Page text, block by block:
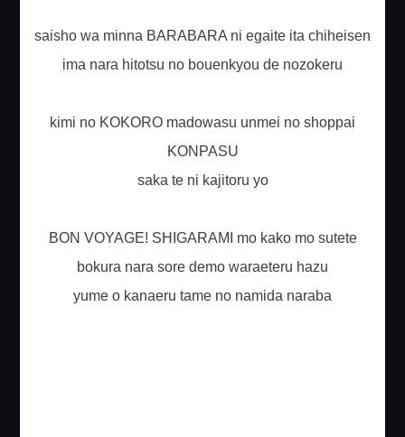
saisho wa minna BARABARA ni egaite ita chiheisen
ima nara hitotsu no bouenkyou de nozokeru
kimi no KOKORO madowasu unmei no shoppai
KONPASU
saka te ni kajitoru yo
BON VOYAGE! SHIGARAMI mo kako mo sutete
bokura nara sore demo waraeteru hazu
yume o kanaeru tame no namida naraba